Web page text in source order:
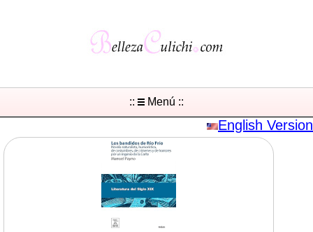
:: Menú ::
English Version